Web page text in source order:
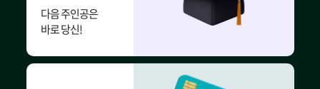
다음 주인공은
바로 당신!